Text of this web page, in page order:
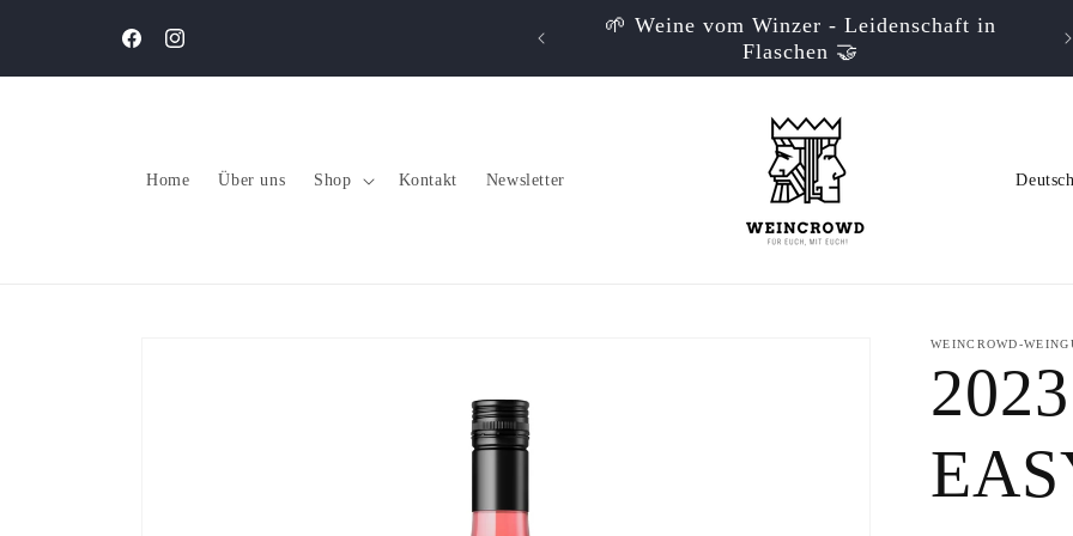
FacebookInstagram
Willkommen in unserem Shop
🌱 Weine vom Winzer - Leidenschaft in
Flaschen 🤝
Home Über uns Shop Kontakt Newsletter
L
/
R
e
WEINCROWD-